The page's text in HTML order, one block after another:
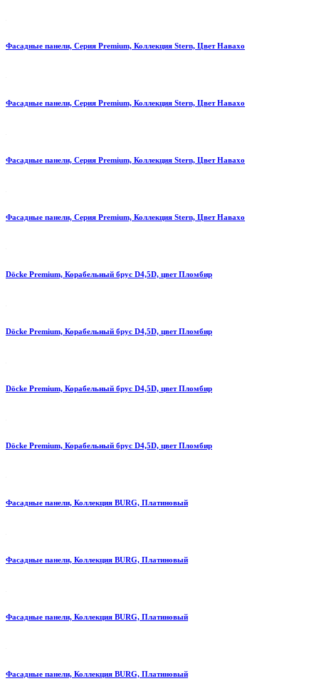
Фасадные панели, Серия Premium, Коллекция Stern, Цвет Навахо
Фасадные панели, Серия Premium, Коллекция Stern, Цвет Навахо
Фасадные панели, Серия Premium, Коллекция Stern, Цвет Навахо
Фасадные панели, Серия Premium, Коллекция Stern, Цвет Навахо
Döcke Premium, Корабельный брус D4,5D, цвет Пломбир
Döcke Premium, Корабельный брус D4,5D, цвет Пломбир
Döcke Premium, Корабельный брус D4,5D, цвет Пломбир
Döcke Premium, Корабельный брус D4,5D, цвет Пломбир
Фасадные панели, Коллекция BURG, Платиновый
Фасадные панели, Коллекция BURG, Платиновый
Фасадные панели, Коллекция BURG, Платиновый
Фасадные панели, Коллекция BURG, Платиновый